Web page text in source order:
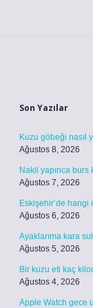
Son Yazılar
Kuzu göbeği nasıl
Ağustos 8, 2026
Nakil yapınca burs
Ağustos 7, 2026
Eskişehir’de
Ağustos 6, 2026
Ayaklarıma kara
Ağustos 5, 2026
Bir kuzu eti kaç
Ağustos 4, 2026
Apple Watch gece